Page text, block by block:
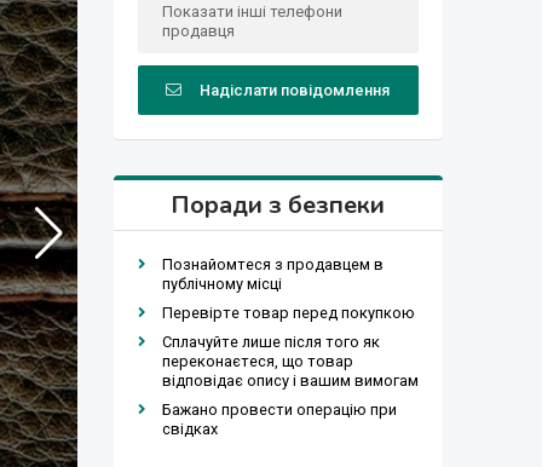
Показати інші телефони
продавця
Надіслати повідомлення
Поради з безпеки
Познайомтеся з продавцем в
публічному місці
Перевірте товар перед покупкою
Сплачуйте лише після того як
переконаєтеся, що товар
відповідає опису і вашим вимогам
Бажано провести операцію при
свідках